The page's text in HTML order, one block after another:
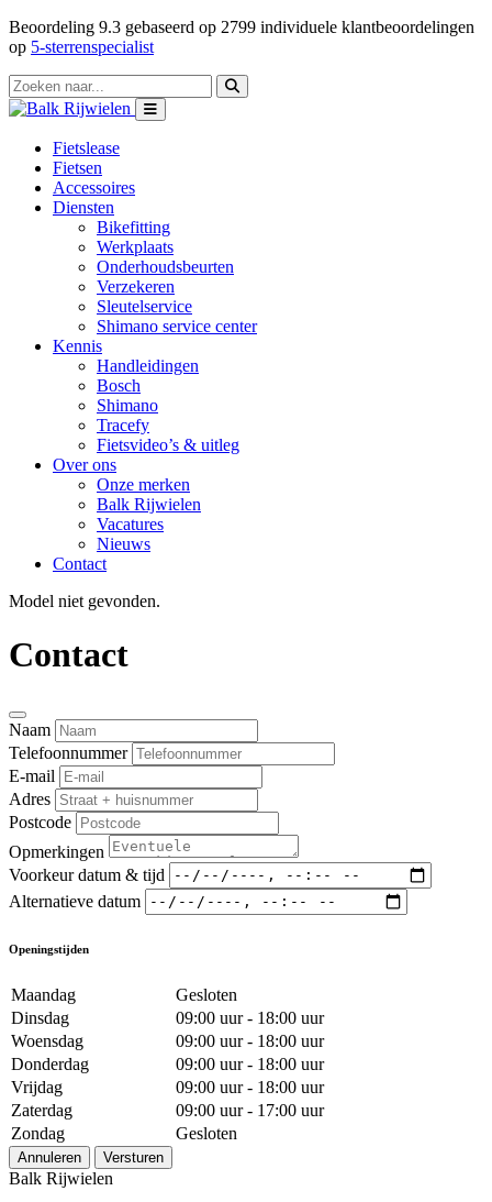
Beoordeling 9.3 gebaseerd op 2799 individuele klantbeoordelingen
op 5-sterrenspecialist
Fietslease
Fietsen
Accessoires
Diensten
Bikefitting
Werkplaats
Onderhoudsbeurten
Verzekeren
Sleutelservice
Shimano service center
Kennis
Handleidingen
Bosch
Shimano
Tracefy
Fietsvideo’s & uitleg
Over ons
Onze merken
Balk Rijwielen
Vacatures
Nieuws
Contact
Model niet gevonden.
Contact
Naam
Telefoonnummer
E-mail
Adres
Postcode
Opmerkingen
Voorkeur datum & tijd
Alternatieve datum
Openingstijden
Maandag
Gesloten
Dinsdag
09:00 uur - 18:00 uur
Woensdag
09:00 uur - 18:00 uur
Donderdag
09:00 uur - 18:00 uur
Vrijdag
09:00 uur - 18:00 uur
Zaterdag
09:00 uur - 17:00 uur
Zondag
Gesloten
Annuleren Versturen
Balk Rijwielen